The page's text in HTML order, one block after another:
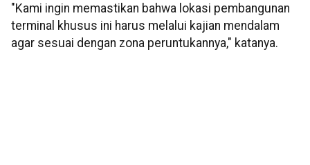
"Kami ingin memastikan bahwa lokasi pembangunan
terminal khusus ini harus melalui kajian mendalam
agar sesuai dengan zona peruntukannya," katanya.